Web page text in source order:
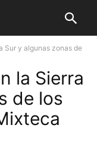
Sur y algunas zonas de
la Sierra
de los